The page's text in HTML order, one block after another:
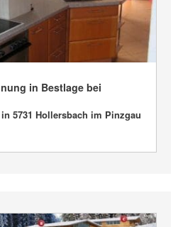
in Bestlage bei
5731 Hollersbach im Pinzgau